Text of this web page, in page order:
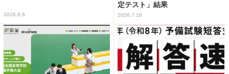
2026.8.6
定テスト」結果
2026.7.16